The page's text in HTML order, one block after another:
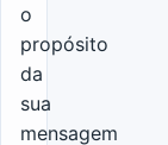
o
propósito
da
sua
mensagem